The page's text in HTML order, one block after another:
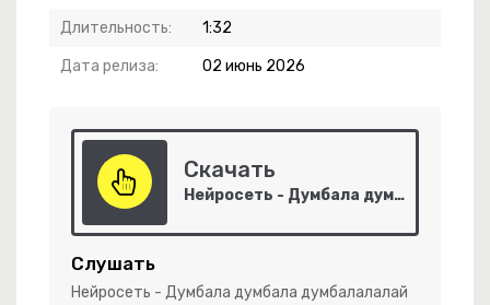
Длительность: 1:32
Дата релиза: 02 июнь 2026
Скачать
Нейросеть - Думбала думбала думбалалалай
Слушать
Нейросеть - Думбала думбала думбалалалай